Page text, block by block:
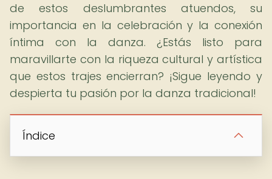
de estos deslumbrantes atuendos, su
importancia en la celebración y la conexión
íntima con la danza. ¿Estás listo para
maravillarte con la riqueza cultural y artística
que estos trajes encierran? ¡Sigue leyendo y
despierta tu pasión por la danza tradicional!
Índice